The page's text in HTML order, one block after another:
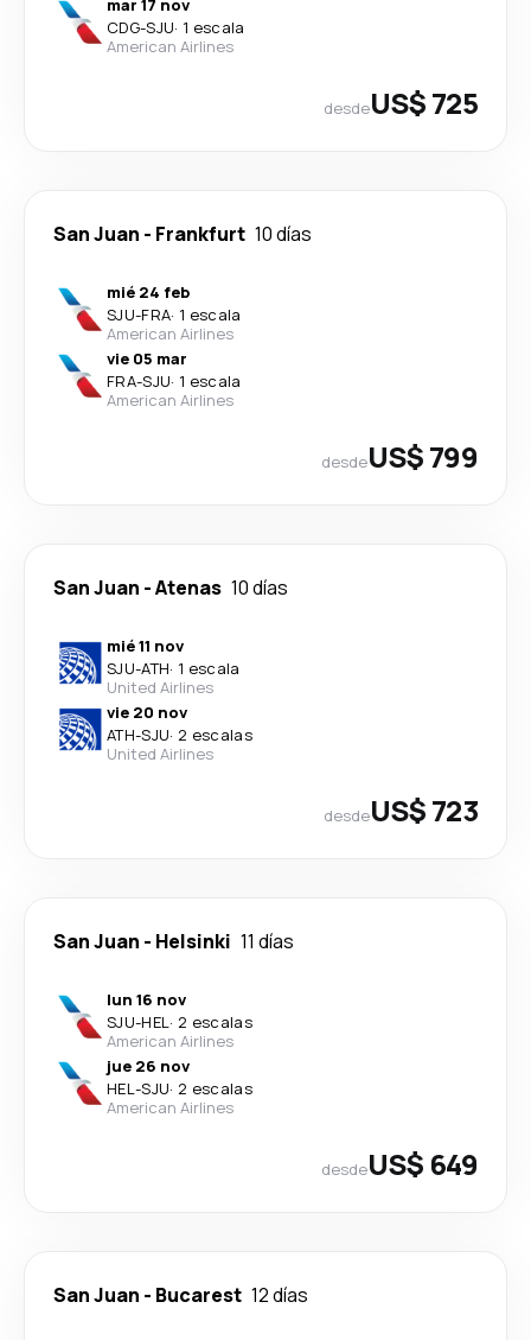
mar 17 nov
CDG-SJU· 1 escala
American Airlines
desdeUS$ 725
San Juan - Frankfurt 10 días
mié 24 feb
SJU-FRA· 1 escala
American Airlines
vie 05 mar
FRA-SJU· 1 escala
American Airlines
desdeUS$ 799
San Juan -Atenas 10 días
mié 11 nov
SJU-ATH· 1 escala
United Airlines
vie 20 nov
ATH-SJU· 2 escalas
United Airlines
desdeUS$ 723
San Juan - Helsinki 11 días
lun 16 nov
SJU-HEL· 2 escalas
American Airlines
jue 26 nov
HEL-SJU· 2 escalas
American Airlines
desdeUS$ 649
San Juan - Bucarest 12 días